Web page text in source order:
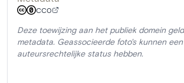
CC0
Deze toewijzing aan het publiek domein
metadata. Geassocieerde foto's kunnen
auteursrechtelijke status hebben.